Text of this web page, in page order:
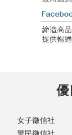
優
女子徵信社